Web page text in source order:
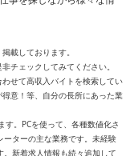
載しております。
チェックしてみてください。
せて高収入バイトを検索してい
意！等、自分の長所にあった業
。PCを使って、各種数値化さ
ーターの主な業務です。未経験
新着求人情報も続々追加して